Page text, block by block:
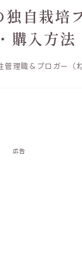
独自栽培
購入方法
管理職＆ブロガー（
広告